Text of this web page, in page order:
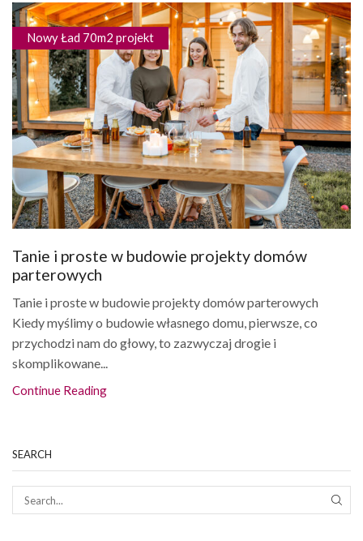
Nowy Ład 70m2 projekt
Tanie i proste w budowie projekty domów
parterowych
Tanie i proste w budowie projekty domów parterowych
Kiedy myślimy o budowie własnego domu, pierwsze, co
przychodzi nam do głowy, to zazwyczaj drogie i
skomplikowane...
Continue Reading
SEARCH